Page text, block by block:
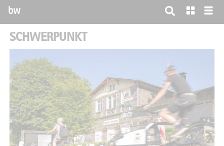
bw
SCHWERPUNKT